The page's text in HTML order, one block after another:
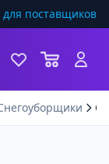
для поставщиков